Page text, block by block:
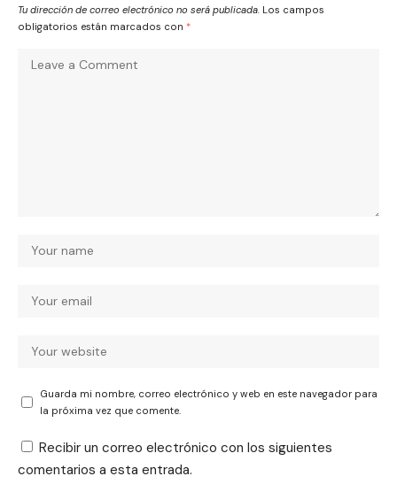
Tu dirección de correo electrónico no será publicada. Los campos
obligatorios están marcados con *
Guarda mi nombre, correo electrónico y web en este navegador para
la próxima vez que comente.
Recibir un correo electrónico con los siguientes
comentarios a esta entrada.